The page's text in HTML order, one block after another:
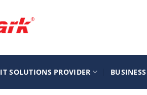
IT SOLUTIONS PROVIDER